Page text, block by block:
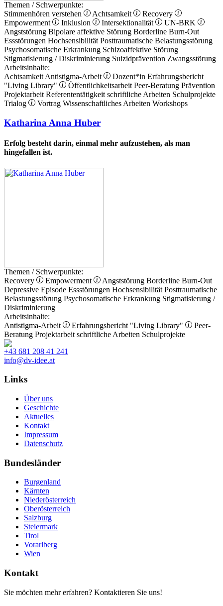
Themen / Schwerpunkte:
Stimmenhören verstehen
Achtsamkeit
Recovery
Empowerment
Inklusion Intersektionalität
UN-BRK
Angststörung Bipolare affektive Störung Borderline Burn-Out
Essstörungen Hochsensibilität Posttraumatische Belastungsstörung
Psychosomatische Erkrankung Schizoaffektive Störung
Stigmatisierung / Diskriminierung Suizidprävention Zwangsstörung
Arbeitsinhalte:
Achtsamkeit Antistigma-Arbeit Dozent*in Erfahrungsbericht
"Living Library"
Öffentlichkeitsarbeit Peer-Beratung Prävention
Projektarbeit Referententätigkeit schriftliche Arbeiten Schulprojekte
Trialog
Vortrag Wissenschaftliches Arbeiten Workshops
Katharina Anna Huber
Erfolg besteht darin, einmal mehr aufzustehen, als man
hingefallen ist.
Themen / Schwerpunkte:
Recovery
Empowerment Angststörung Borderline Burn-Out
Depressive Episode Essstörungen Hochsensibilität Posttraumatische
Belastungsstörung Psychosomatische Erkrankung Stigmatisierung /
Diskriminierung
Arbeitsinhalte:
Antistigma-Arbeit
Erfahrungsbericht "Living Library"
Peer-
Beratung Projektarbeit schriftliche Arbeiten Schulprojekte
+43 681 208 41 241
info@dv-idee.at
Links
Über uns
Geschichte
Aktuelles
Kontakt
Impressum
Datenschutz
Bundesländer
Burgenland
Kärnten
Niederösterreich
Oberösterreich
Salzburg
Steiermark
Tirol
Vorarlberg
Wien
Kontakt
Sie möchten mehr erfahren? Kontaktieren Sie uns!